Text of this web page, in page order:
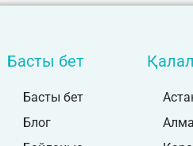
Басты бет
Басты бет
Блог